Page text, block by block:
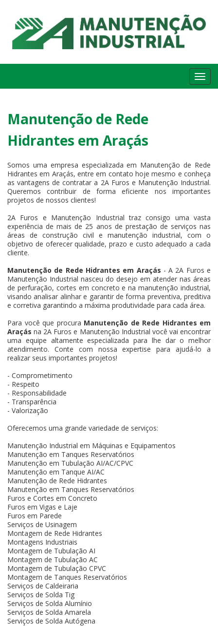
Manutenção de Rede
Hidrantes em Araçás
Somos uma empresa especializada em Manutenção de Rede
Hidrantes em Araçás, entre em contato hoje mesmo e conheça
as vantagens de contratar a 2A Furos e Manutenção Industrial.
Queremos contribuir de forma eficiente nos importantes
projetos de nossos clientes!
2A Furos e Manutenção Industrial traz consigo uma vasta
experiência de mais de 25 anos de prestação de serviços nas
áreas de construção civil e manutenção industrial, com o
objetivo de oferecer qualidade, prazo e custo adequado a cada
cliente.
Manutenção de Rede Hidrantes em Araçás - A 2A Furos e
Manutenção Industrial nasceu do desejo em atender nas áreas
de perfuração, cortes em concreto e na manutenção industrial,
visando analisar alinhar e garantir de forma preventiva, preditiva
e corretiva garantindo a máxima produtividade para cada área.
Para você que procura Manutenção de Rede Hidrantes em
Araçás na 2A Furos e Manutenção Industrial você vai encontrar
uma equipe altamente especializada para lhe dar o melhor
atendimento. Conte com nossa expertise para ajudá-lo a
realizar seus importantes projetos!
- Comprometimento
- Respeito
- Responsabilidade
- Transparência
- Valorização
Oferecemos uma grande variedade de serviços:
Manutenção Industrial em Máquinas e Equipamentos
Manutenção em Tanques Reservatórios
Manutenção em Tubulação AI/AC/CPVC
Manutenção em Tanque AI/AC
Manutenção de Rede Hidrantes
Manutenção em Tanques Reservatórios
Furos e Cortes em Concreto
Furos em Vigas e Laje
Furos em Parede
Serviços de Usinagem
Montagem de Rede Hidrantes
Montagens Industriais
Montagem de Tubulação AI
Montagem de Tubulação AC
Montagem de Tubulação CPVC
Montagem de Tanques Reservatórios
Serviços de Caldeiraria
Serviços de Solda Tig
Serviços de Solda Alumínio
Serviços de Solda Amarela
Serviços de Solda Autógena